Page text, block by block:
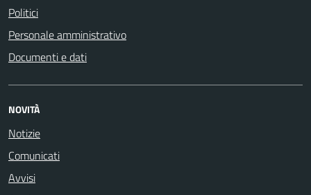
Politici
Personale amministrativo
Documenti e dati
NOVITÀ
Notizie
Comunicati
Avvisi